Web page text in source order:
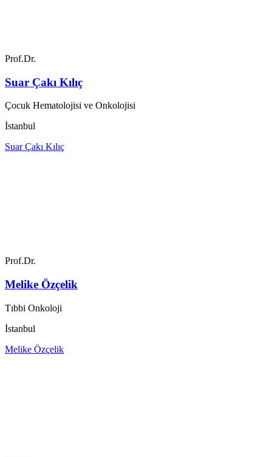
Prof.Dr.
Suar Çakı Kılıç
Çocuk Hematolojisi ve Onkolojisi
İstanbul
Suar Çakı Kılıç
Prof.Dr.
Melike Özçelik
Tıbbi Onkoloji
İstanbul
Melike Özçelik